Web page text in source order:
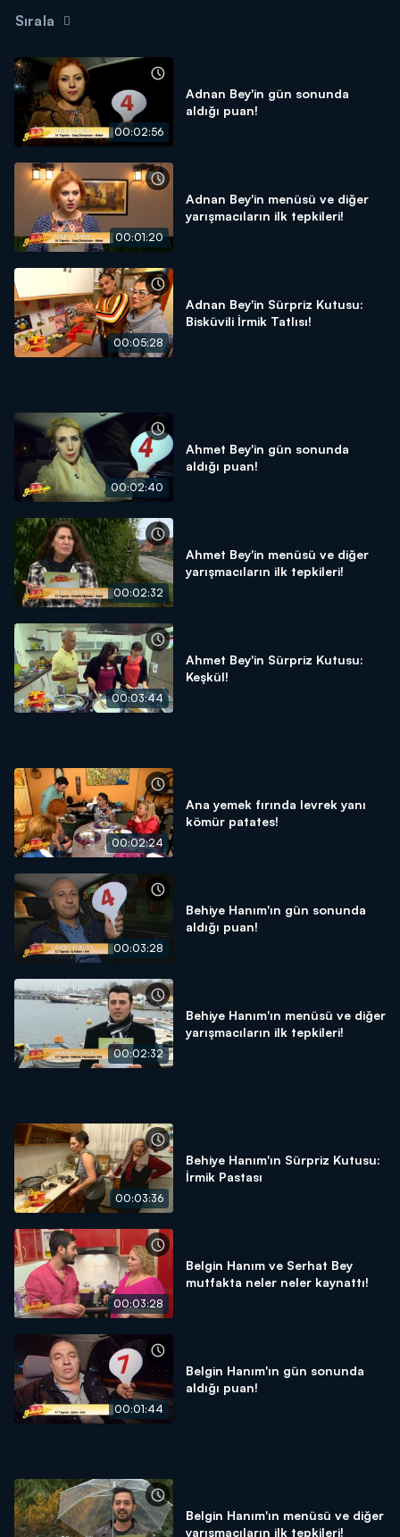
Sırala
00:02:56
Adnan Bey'in gün sonunda
aldığı puan!
00:01:20
Adnan Bey'in menüsü ve diğer
yarışmacıların ilk tepkileri!
00:05:28
Adnan Bey'in Sürpriz Kutusu:
Bisküvili İrmik Tatlısı!
00:02:40
Ahmet Bey'in gün sonunda
aldığı puan!
00:02:32
Ahmet Bey'in menüsü ve diğer
yarışmacıların ilk tepkileri!
00:03:44
Ahmet Bey'in Sürpriz Kutusu:
Keşkül!
00:02:24
Ana yemek fırında levrek yanı
kömür patates!
00:03:28
Behiye Hanım'ın gün sonunda
aldığı puan!
00:02:32
Behiye Hanım'ın menüsü ve diğer
yarışmacıların ilk tepkileri!
00:03:36
Behiye Hanım'ın Sürpriz Kutusu:
İrmik Pastası
00:03:28
Belgin Hanım ve Serhat Bey
mutfakta neler neler kaynattı!
00:01:44
Belgin Hanım'ın gün sonunda
aldığı puan!
Belgin Hanım'ın menüsü ve diğer
yarışmacıların ilk tepkileri!